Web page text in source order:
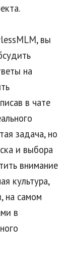
вы
на
в чате
задача, но
и выбора
внимание
культура,
на самом
в